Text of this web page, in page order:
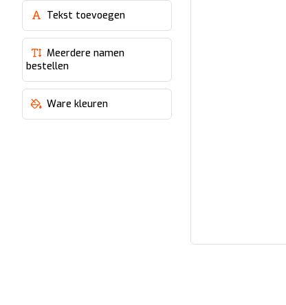
Tekst toevoegen
Meerdere namen
bestellen
Ware kleuren